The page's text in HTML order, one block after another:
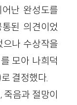
난 완성도를
된 의견이었
나 수상작을
모아 나희덕
결정했다.
죽음과 절망이